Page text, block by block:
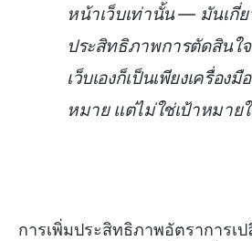
หน้าเว็บเท่านั้น — มันเกี่
ประสิทธิภาพการตัดสินใ
เว็บเองก็เป็นเพียงเครื่องมื
หมาย แต่ไม่ใช่เป้าหมายใ
การเพิ่มประสิทธิภาพอัตราการเ